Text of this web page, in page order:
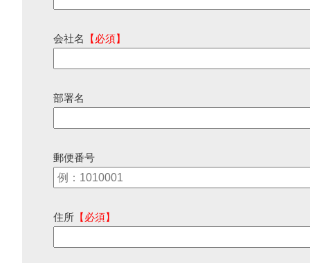
会社名 【必須】
部署名
郵便番号
住所 【必須】